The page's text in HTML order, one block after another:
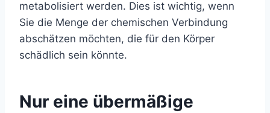
metabolisiert werden. Dies ist wichtig, wenn
Sie die Menge der chemischen Verbindung
abschätzen möchten, die für den Körper
schädlich sein könnte.
Nur eine übermäßige